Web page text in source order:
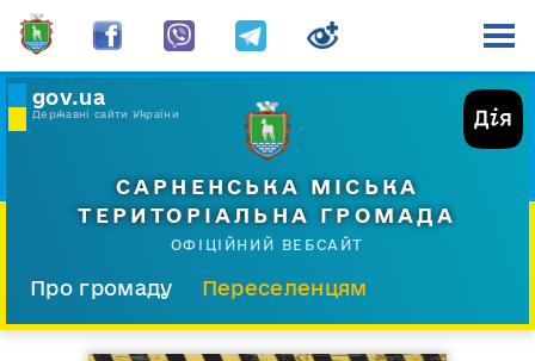
gov.ua
Державні сайти України
САРНЕНСЬКА МІСЬКА
ТЕРИТОРІАЛЬНА ГРОМАДА
ОФІЦІЙНИЙ ВЕБСАЙТ
Про громаду
Переселенцям